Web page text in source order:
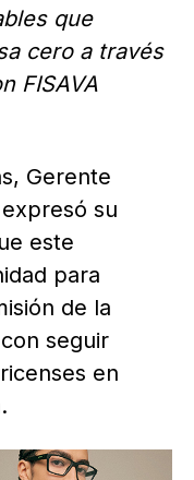
que
cero a través
FISAVA
Gerente
su
este
para
de la
seguir
en